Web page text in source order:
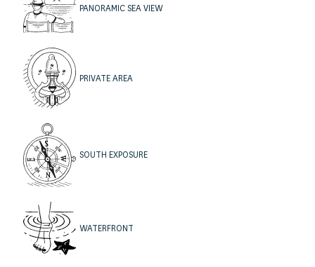
PANORAMIC SEA VIEW
PRIVATE AREA
SOUTH EXPOSURE
WATERFRONT